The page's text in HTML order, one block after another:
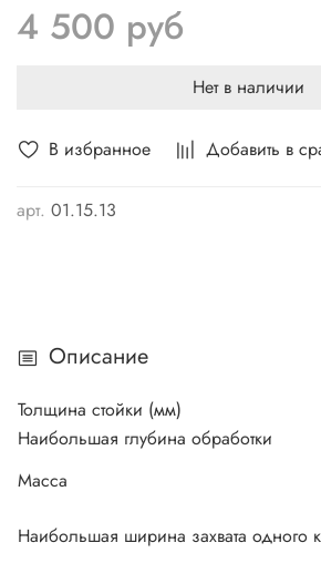
В избранное Добавить в
арт. 01.15.13
4 500 руб
Нет в наличии
Описание
Толщина стойки (мм)
Наибольшая глубина обработки
Масса
Наибольшая ширина захвата одного